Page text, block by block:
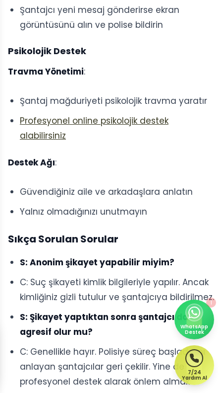
Şantajcı yeni mesaj gönderirse ekran
görüntüsünü alın ve polise bildirin
Psikolojik Destek
Travma Yönetimi:
Şantaj mağduriyeti psikolojik travma yaratır
Profesyonel online psikolojik destek
alabilirsiniz
Destek Ağı:
Güvendiğiniz aile ve arkadaşlara anlatın
Yalnız olmadığınızı unutmayın
Sıkça Sorulan Sorular
S: Anonim şikayet yapabilir miyim?
C: Suç şikayeti kimlik bilgileriyle yapılır. Ancak
kimliğiniz gizli tutulur ve şantajcıya bildirilmez.
S: Şikayet yaptıktan sonra şantajcı daha
agresif olur mu?
C: Genellikle hayır. Polisiye süreç başladığını
anlayan şantajcılar geri çekilir. Yine de
profesyonel destek alarak önlem almak
7/24
Yardım Al
WhatsApp
Destek
1